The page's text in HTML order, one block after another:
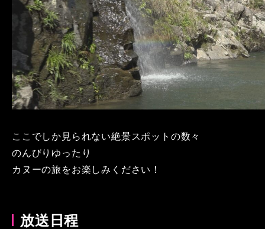
ここでしか見られない絶景スポットの数々
のんびりゆったり
カヌーの旅をお楽しみください！
放送日程